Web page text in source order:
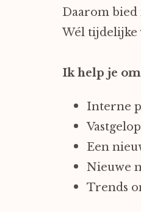
Daarom bied
Wél tijdelijke
Ik help je
Interne
Een
Nieuwe
Trends